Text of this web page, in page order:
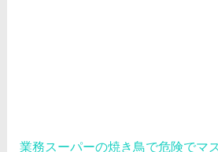
業務スーパーの焼き鳥で危険でマ